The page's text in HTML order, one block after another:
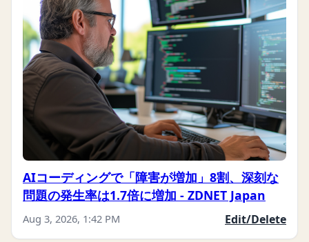
AIコーディングで「障害が増加」8割、深刻な
問題の発生率は1.7倍に増加 - ZDNET Japan
Aug 3, 2026, 1:42 PM Edit/Delete